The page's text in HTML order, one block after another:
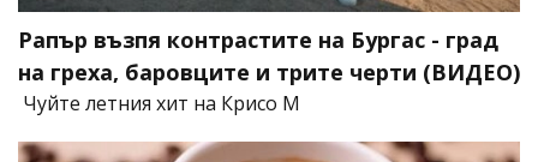
Рапър възпя контрастите на Бургас - град
на греха, баровците и трите черти (ВИДЕО)
Чуйте летния хит на Крисо М